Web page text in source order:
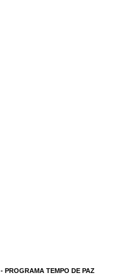
PROGRAMA TEMPO DE PAZ